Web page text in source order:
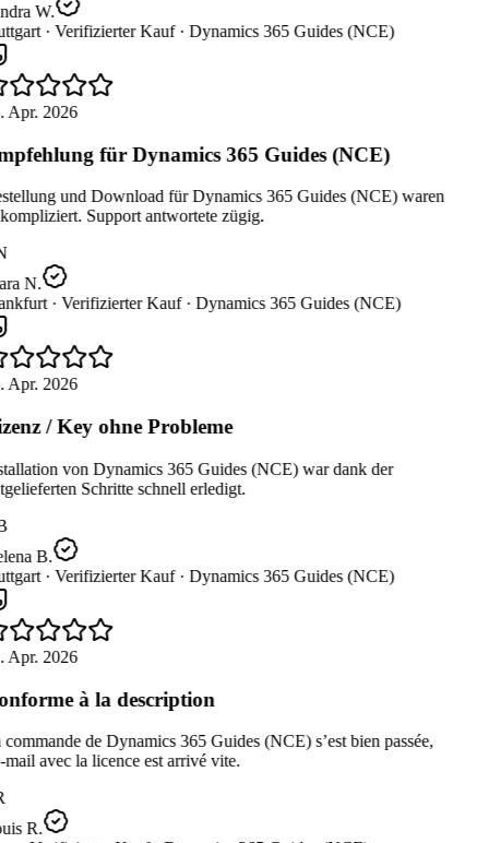
W.
· Verifizierter Kauf · Dynamics 365 Guides (NCE)
Apr. 2026
für Dynamics 365 Guides (NCE)
und Download für Dynamics 365 Guides (NCE) waren
Support antwortete zügig.
N.
· Verifizierter Kauf · Dynamics 365 Guides (NCE)
Apr. 2026
/ Key ohne Probleme
von Dynamics 365 Guides (NCE) war dank der
Schritte schnell erledigt.
B.
· Verifizierter Kauf · Dynamics 365 Guides (NCE)
Apr. 2026
à la description
de Dynamics 365 Guides (NCE) s’est bien passée,
mail avec la licence est arrivé vite.
R.